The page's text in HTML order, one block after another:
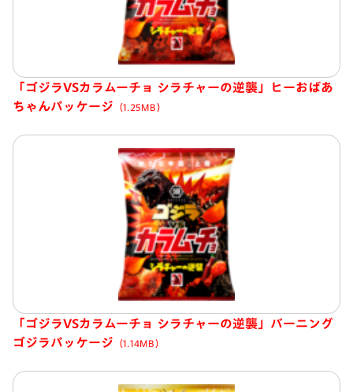
「ゴジラVSカラムーチョ シラチャーの逆襲」ヒーおばあ
ちゃんパッケージ （1.25MB）
「ゴジラVSカラムーチョ シラチャーの逆襲」バーニング
ゴジラパッケージ （1.14MB）